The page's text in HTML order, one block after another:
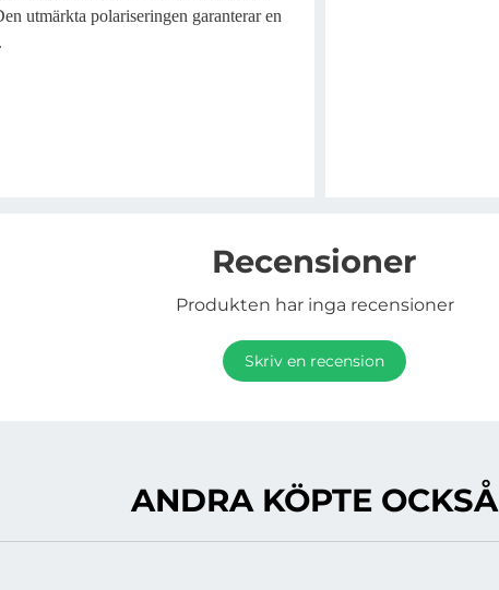
utmärkta polariseringen garanterar en
Recensioner
Produkten har inga recensioner
Skriv en recension
ANDRA KÖPTE OCKSÅ